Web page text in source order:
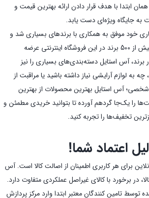
ابتدا با هدف قرار دادن ارائه بهترین قیمت و
به جایگاه ویژه‌ای دست یابد.
خود موفق به همکاری با برندهای بسیاری شد و
در حال حاضر محصولات بیش از 500 برند در این فروشگاه اینترنتی عرضه
آس استایل دسته‌بندی‌های بسیاری را نیز
لوازم آرایشی نیاز داشته باشید یا مراقبت از
آس استایل بهترین محصولات از بهترین
را یک‌جا گردهم آورده تا بتوانید خریدی مطمئن و
تخفیف‌ها را تجربه کنید.
اعتماد شما!
برای هر کاربری اطمینان از اصالت کالا است. آس
در برخورد با کالای غیراصل عملکردی متفاوت دارد.
تامین کنندگان معتبر ابتدا وارد مرکز پردازش